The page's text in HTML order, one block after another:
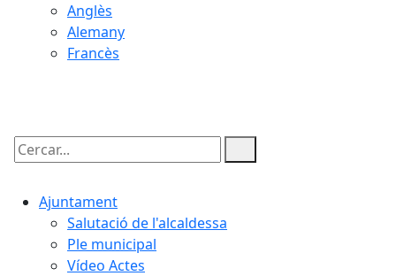
Anglès
Alemany
Francès
Cercar:
Ajuntament
Salutació de l'alcaldessa
Ple municipal
Vídeo Actes